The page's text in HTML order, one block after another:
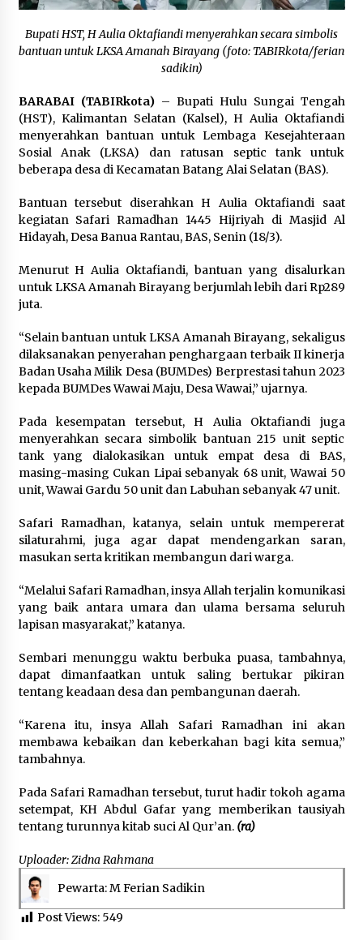
Bupati HST, H Aulia Oktafiandi menyerahkan secara simbolis
bantuan untuk LKSA Amanah Birayang (foto: TABIRkota/ferian
sadikin)
BARABAI (TABIRkota)– Bupati Hulu Sungai Tengah
(HST), Kalimantan Selatan (Kalsel), H Aulia Oktafiandi
menyerahkan bantuan untuk Lembaga Kesejahteraan
Sosial Anak (LKSA) dan ratusan septic tank untuk
beberapa desa di Kecamatan Batang Alai Selatan (BAS).
Bantuan tersebut diserahkan H Aulia Oktafiandi saat
kegiatan Safari Ramadhan 1445 Hijriyah di Masjid Al
Hidayah, Desa Banua Rantau, BAS, Senin (18/3).
Menurut H Aulia Oktafiandi, bantuan yang disalurkan
untuk LKSA Amanah Birayang berjumlah lebih dari Rp289
juta.
“Selain bantuan untuk LKSA Amanah Birayang, sekaligus
dilaksanakan penyerahan penghargaan terbaik II kinerja
Badan Usaha Milik Desa (BUMDes) Berprestasi tahun 2023
kepada BUMDes Wawai Maju, Desa Wawai,” ujarnya.
Pada kesempatan tersebut, H Aulia Oktafiandi juga
menyerahkan secara simbolik bantuan 215 unit septic
tank yang dialokasikan untuk empat desa di BAS,
masing-masing Cukan Lipai sebanyak 68 unit, Wawai 50
unit, Wawai Gardu 50 unit dan Labuhan sebanyak 47 unit.
Safari Ramadhan, katanya, selain untuk mempererat
silaturahmi, juga agar dapat mendengarkan saran,
masukan serta kritikan membangun dari warga.
“Melalui Safari Ramadhan, insya Allah terjalin komunikasi
yang baik antara umara dan ulama bersama seluruh
lapisan masyarakat,” katanya.
Sembari menunggu waktu berbuka puasa, tambahnya,
dapat dimanfaatkan untuk saling bertukar pikiran
tentang keadaan desa dan pembangunan daerah.
“Karena itu, insya Allah Safari Ramadhan ini akan
membawa kebaikan dan keberkahan bagi kita semua,”
tambahnya.
Pada Safari Ramadhan tersebut, turut hadir tokoh agama
setempat, KH Abdul Gafar yang memberikan tausiyah
tentang turunnya kitab suci Al Qur’an. (ra)
Uploader: Zidna Rahmana
Pewarta: M Ferian Sadikin
Post Views: 549